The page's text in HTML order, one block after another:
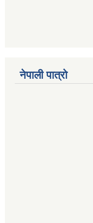
नेपाली पात्रो